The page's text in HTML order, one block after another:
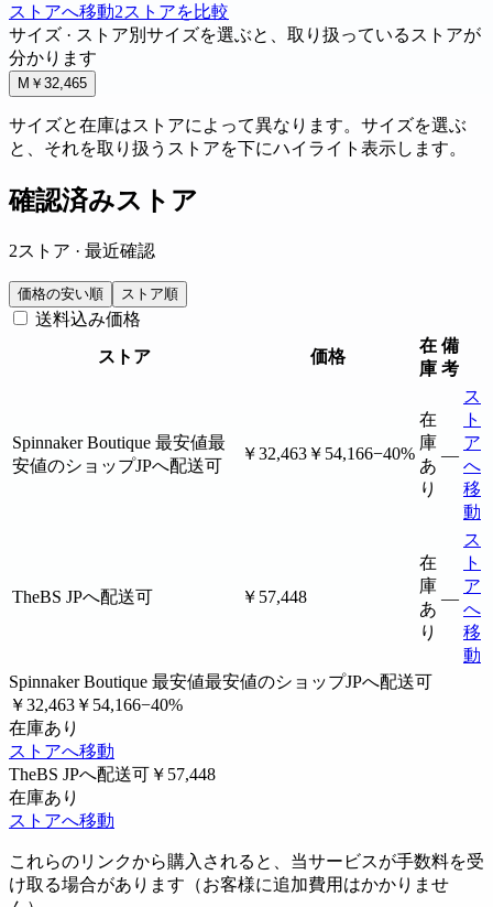
ストアへ移動2ストアを比較
サイズ · ストア別 サイズを選ぶと、取り扱っているストアが
分かります
M ￥32,465
サイズと在庫はストアによって異なります。サイズを選ぶ
と、それを取り扱うストアを下にハイライト表示します。
確認済みストア
2ストア · 最近確認
価格の安い順 ストア順
送料込み価格
ストア
価格
在
庫
備
考
Spinnaker Boutique 最安値最
安値のショップJPへ配送可
￥32,463 ￥54,166−40%
在
庫
あ
り
—
ス
ト
ア
へ
移
動
TheBS JPへ配送可 ￥57,448
在
庫
あ
り
—
ス
ト
ア
へ
移
動
Spinnaker Boutique 最安値最安値のショップJPへ配送可
￥32,463 ￥54,166−40%
在庫あり
ストアへ移動
TheBS JPへ配送可 ￥57,448
在庫あり
ストアへ移動
これらのリンクから購入されると、当サービスが手数料を受
け取る場合があります（お客様に追加費用はかかりませ